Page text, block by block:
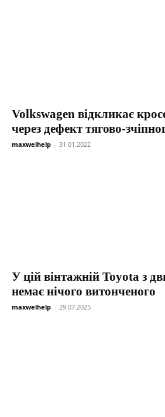
Volkswagen відкликає
через дефект тягово-
maxwelhelp - 31.01.2022
У цій вінтажній Toyota з
немає нічого витонченого
maxwelhelp - 29.07.2025